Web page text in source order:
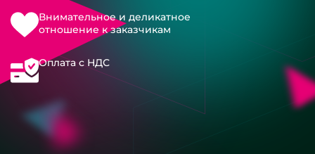
Внимательное и деликатное
отношение к заказчикам
Оплата с НДС